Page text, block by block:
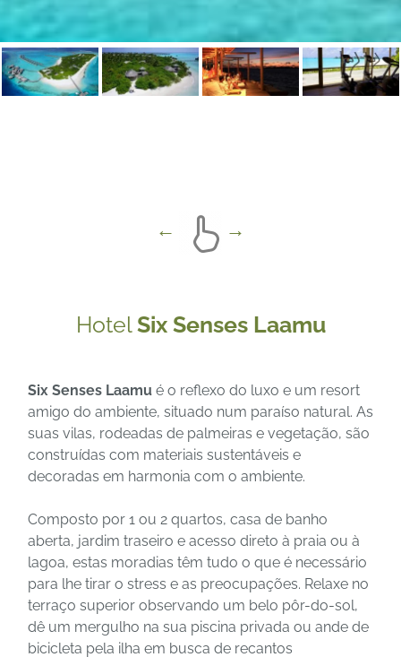
HotelSix Senses Laamu
Six Senses Laamu é o reflexo do luxo e um resort
amigo do ambiente, situado num paraíso natural. As
suas vilas, rodeadas de palmeiras e vegetação, são
construídas com materiais sustentáveis e
decoradas em harmonia com o ambiente.
Composto por 1 ou 2 quartos, casa de banho
aberta, jardim traseiro e acesso direto à praia ou à
lagoa, estas moradias têm tudo o que é necessário
para lhe tirar o stress e as preocupações. Relaxe no
terraço superior observando um belo pôr-do-sol,
dê um mergulho na sua piscina privada ou ande de
bicicleta pela ilha em busca de recantos